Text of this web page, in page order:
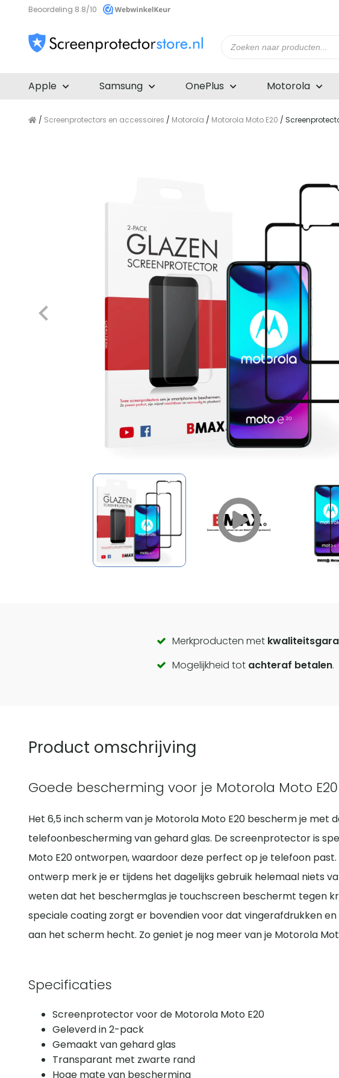
Beoordeling 8.8/10
zoeken
Apple Samsung OnePlus Motorola
/ Screenprotectors en accessoires / Motorola / Motorola Moto E20 /
Call
to
Merkproducten met
Mogelijkheid tot achteraf betalen.
Product omschrijving
Goede bescherming voor je Motorola Moto E20
Het 6,5 inch scherm van je Motorola Moto E20 bescherm je met
telefoonbescherming van gehard glas. De screenprotector is
Moto E20 ontworpen, waardoor deze perfect op je telefoon
ontwerp merk je er tijdens het dagelijks gebruik helemaal niets
weten dat het beschermglas je touchscreen beschermt tegen
speciale coating zorgt er bovendien voor dat vingerafdrukken
aan het scherm hecht. Zo geniet je nog meer van je Motorola
Specificaties
Screenprotector voor de Motorola Moto E20
Geleverd in 2-pack
Gemaakt van gehard glas
Transparant met zwarte rand
Hoge mate van bescherming